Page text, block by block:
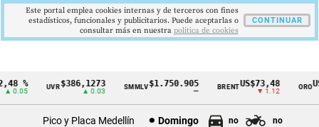
Cintillo
%
0.05
UVR$386,1273
▲ 0.03
SMMLV$1.750.905 BRENTUS$73,48
▼ 1.12
ORO
Pico y Placa Medellín Domingo no no
Este portal emplea cookies internas y de terceros con fines
estadísticos, funcionales y publicitarios. Puede aceptarlas o
consultar más en nuestra politica de cookies
CONTINUAR